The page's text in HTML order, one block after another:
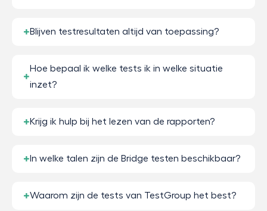
Blijven testresultaten altijd van toepassing?
Hoe bepaal ik welke tests ik in welke situatie
inzet?
Krijg ik hulp bij het lezen van de rapporten?
In welke talen zijn de Bridge testen beschikbaar?
Waarom zijn de tests van TestGroup het best?